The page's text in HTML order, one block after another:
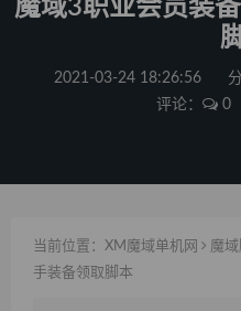
魔域3职业会员装
2021-03-24 18:26:56
评论：
0
当前位置： XM魔域单机网 魔
手装备领取脚本